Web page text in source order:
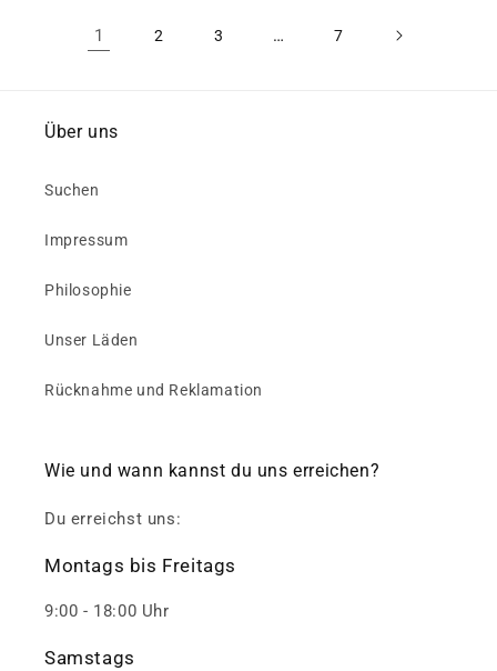
1 2 3 … 7
Über uns
Suchen
Impressum
Philosophie
Unser Läden
Rücknahme und Reklamation
Wie und wann kannst du uns erreichen?
Du erreichst uns:
Montags bis Freitags
9:00 - 18:00 Uhr
Samstags